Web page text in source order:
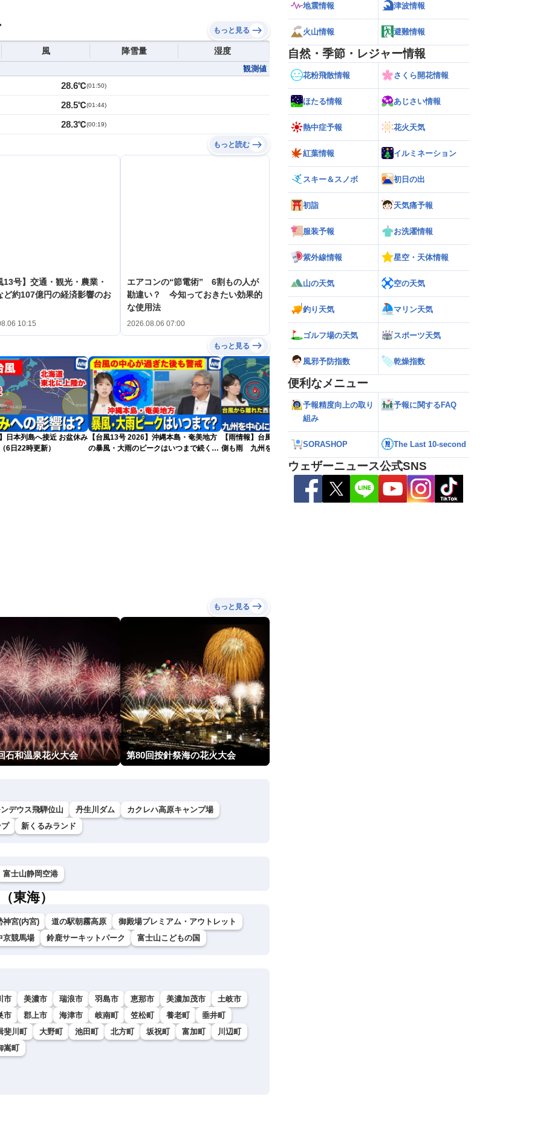
もっと見る
風 降雪量 湿度
観測値
28.6℃(01:50)
28.5℃(01:44)
28.3℃(00:19)
もっと読む
13号】交通・観光・農業・
ど約107億円の経済影響のお
10:15
エアコンの“節電術” 6割もの人が
勘違い？ 今知っておきたい効果的
な使用法
2026.08.06 07:00
もっと見る
列島へ接近 お盆休み
6日22時更新）
【台風13号 2026】沖縄本島・奄美地方
の暴風・大雨のピークはいつまで続く？
【雨情報】台風から離れた西日本太平洋
側も雨 九州を中心に大雨のおそれ
【熊本八代で39℃観測】被災地・熊本へ
台風による雨風の影響は？
もっと見る
石和温泉花火大会 第80回按針祭海の花火大会
デウス飛騨位山 丹生川ダム
カクレハ高原キャンプ場
新くるみランド
富士山静岡空港
東海）
神宮(内宮) 道の駅朝霧高原
御殿場プレミアム・アウトレット
京競馬場 鈴鹿サーキットパーク 富士山こどもの国
市 美濃市 瑞浪市 羽島市 恵那市 美濃加茂市
土岐市
市 郡上市 海津市 岐南町 笠松町 養老町
垂井町
斐川町 大野町 池田町 北方町 坂祝町 富加町
川辺町
嵩町
地震情報 津波情報
火山情報 避難情報
自然・季節・レジャー情報
花粉飛散情報 さくら開花情報
ほたる情報 あじさい情報
熱中症予報 花火天気
紅葉情報 イルミネーション
スキー＆スノボ 初日の出
初詣 天気痛予報
服装予報 お洗濯情報
紫外線情報 星空・天体情報
山の天気 空の天気
釣り天気 マリン天気
ゴルフ場の天気 スポーツ天気
風邪予防指数 乾燥指数
便利なメニュー
予報精度向上の取り
組み
予報に関するFAQ
SORASHOP The Last 10-second
ウェザーニュース公式SNS